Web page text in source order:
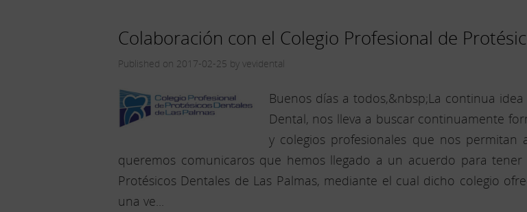
Colaboración con el Colegio Profesional de
Published on 2017-02-25 by vevidental
Buenos días a todos,&nbsp;La continua
Dental, nos lleva a buscar continuamente
y colegios profesionales que nos permitan
queremos comunicaros que hemos llegado a un acuerdo para
Protésicos Dentales de Las Palmas, mediante el cual dicho colegio
una ve...